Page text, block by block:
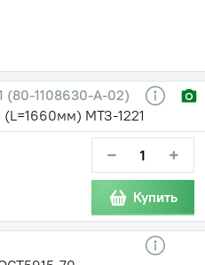
(80-1108630-А-02)
(L=1660мм) МТЗ-1221
− +
Купить